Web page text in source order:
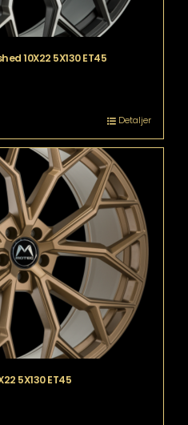
10X22 5X130 ET45
Detaljer
5X130 ET45